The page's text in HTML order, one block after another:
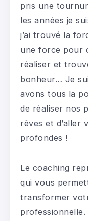
pris une
les années je
j’ai trouvé la
une force pour
réaliser et
bonheur… Je
avons tous la
de réaliser nos
rêves et d’aller
profondes !
Le coaching
qui vous
transformer